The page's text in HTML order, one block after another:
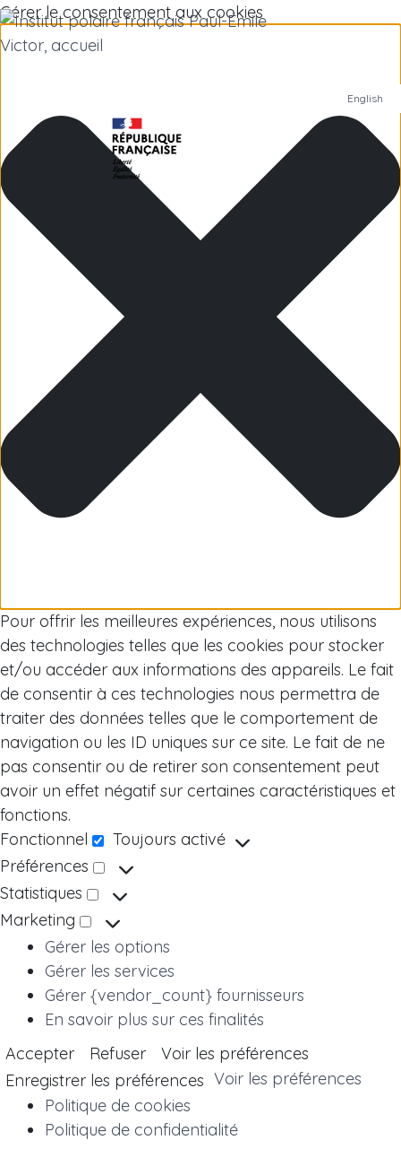
Gérer le consentement aux cookies
Pour offrir les meilleures expériences, nous utilisons
des technologies telles que les cookies pour stocker
et/ou accéder aux informations des appareils. Le fait
de consentir à ces technologies nous permettra de
traiter des données telles que le comportement de
navigation ou les ID uniques sur ce site. Le fait de ne
pas consentir ou de retirer son consentement peut
avoir un effet négatif sur certaines caractéristiques et
fonctions.
Fonctionnel
Toujours activé
Préférences
Statistiques
Marketing
Marketing
Gérer les options
Gérer les services
Gérer {vendor_count} fournisseurs
En savoir plus sur ces finalités
Accepter
Refuser
Voir les préférences
Enregistrer les préférences Voir les préférences
Politique de cookies
Politique de confidentialité
Institut polaire
Recherche scientifique
Arctique
English